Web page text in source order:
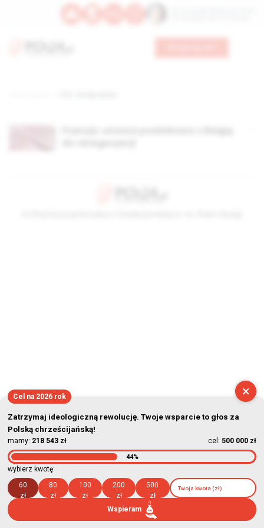
×
Cel na 2026 rok
Zatrzymaj ideologiczną rewolucję. Twoje wsparcie to głos za
Polską chrześcijańską!
mamy: 218 543 zł cel: 500 000 zł
44%
wybierz kwotę:
60
zł
80
zł
100
zł
200
zł
500
zł
Wspieram